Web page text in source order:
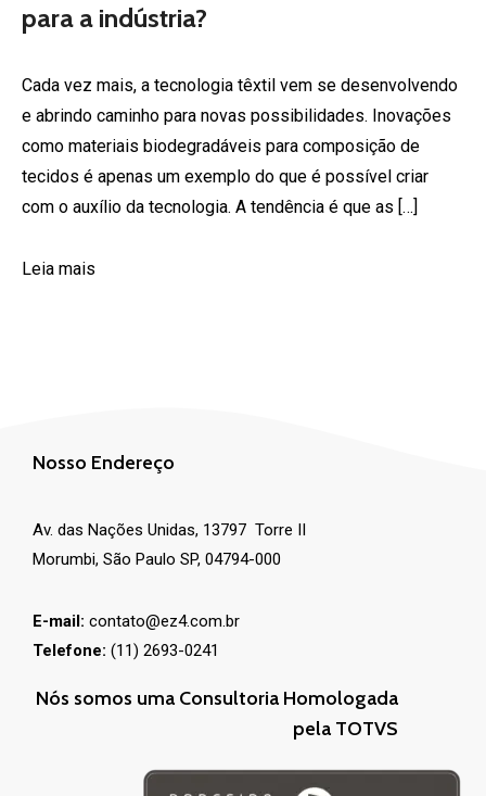
para a indústria?
Cada vez mais, a tecnologia têxtil vem se desenvolvendo
e abrindo caminho para novas possibilidades. Inovações
como materiais biodegradáveis para composição de
tecidos é apenas um exemplo do que é possível criar
com o auxílio da tecnologia. A tendência é que as […]
Leia mais
Nosso Endereço
Av. das Nações Unidas, 13797 Torre II
Morumbi, São Paulo SP, 04794-000
E-mail: contato@ez4.com.br
Telefone: (11) 2693-0241
Nós somos uma Consultoria Homologada
pela TOTVS